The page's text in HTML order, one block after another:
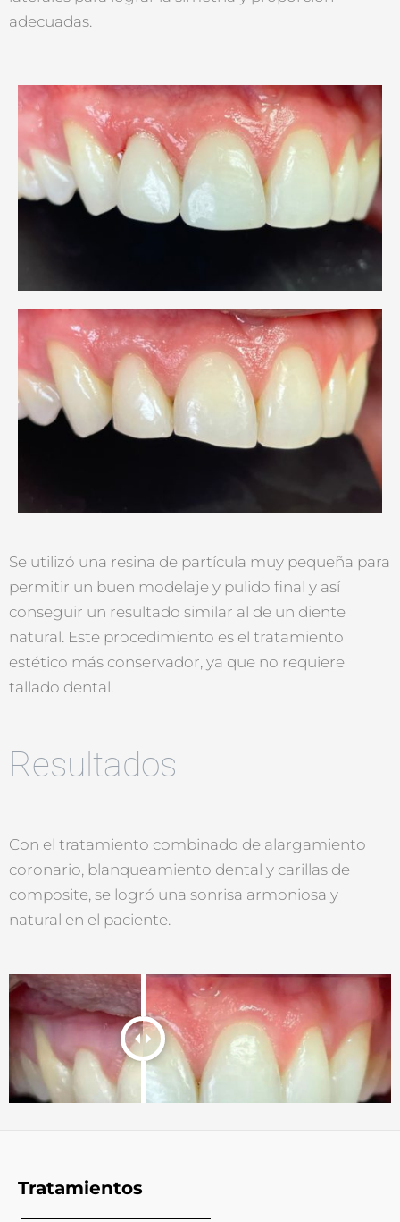
adecuadas.
Se utilizó una resina de partícula muy pequeña para
permitir un buen modelaje y pulido final y así
conseguir un resultado similar al de un diente
natural. Este procedimiento es el tratamiento
estético más conservador, ya que no requiere
tallado dental.
Resultados
Con el tratamiento combinado de alargamiento
coronario, blanqueamiento dental y carillas de
composite, se logró una sonrisa armoniosa y
natural en el paciente.
Tratamientos